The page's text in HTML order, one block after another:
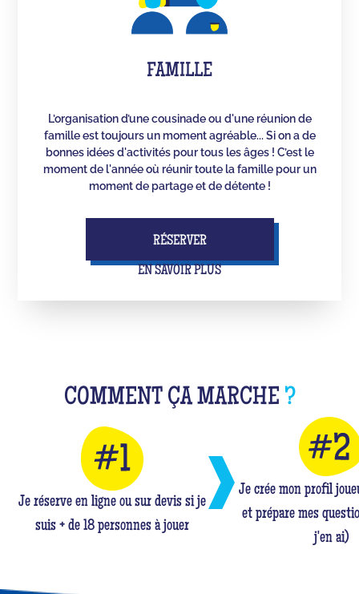
FAMILLE
L’organisation d’une cousinade ou d'une réunion de
famille est toujours un moment agréable... Si on a de
bonnes idées d'activités pour tous les âges ! C’est le
moment de l'année où réunir toute la famille pour un
moment de partage et de détente !
RÉSERVER
EN SAVOIR PLUS
COMMENT ÇA MARCHE ?
Je réserve en ligne ou sur devis si je
suis + de 18 personnes à jouer
Je crée mon profil
et prépare mes
j'en ai)